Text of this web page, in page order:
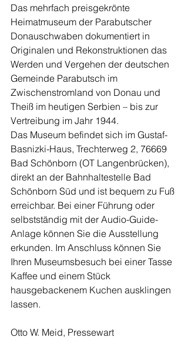
Das mehrfach preisgekrönte
Heimatmuseum der Parabutscher
Donauschwaben dokumentiert in
Originalen und Rekonstruktionen das
Werden und Vergehen der deutschen
Gemeinde Parabutsch im
Zwischenstromland von Donau und
Theiß im heutigen Serbien – bis zur
Vertreibung im Jahr 1944.
Das Museum befindet sich im Gustaf-
Basnizki-Haus, Trechterweg 2, 76669
Bad Schönborn (OT Langenbrücken),
direkt an der Bahnhaltestelle Bad
Schönborn Süd und ist bequem zu Fuß
erreichbar. Bei einer Führung oder
selbstständig mit der Audio-Guide-
Anlage können Sie die Ausstellung
erkunden. Im Anschluss können Sie
Ihren Museumsbesuch bei einer Tasse
Kaffee und einem Stück
hausgebackenem Kuchen ausklingen
lassen.
Otto W. Meid, Pressewart